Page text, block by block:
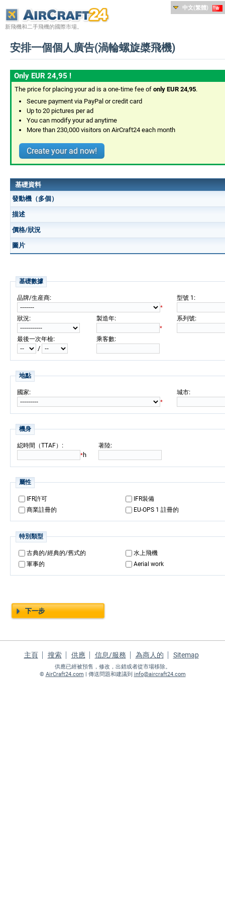
新飛機和二手飛機的國際市場。
中文(繁體)
安排一個個人廣告(渦輪螺旋槳飛機)
Only EUR 24,95 !
The price for placing your ad is a one-time fee of only EUR 24,95.
Secure payment via PayPal or credit card
Up to 20 pictures per ad
You can modify your ad anytime
More than 230,000 visitors on AirCraft24 each month
Create your ad now!
基礎資料
發動機（多個）
描述
價格/狀況
圖片
基礎數據
品牌/生産商:
*
型號 1 :
狀況: 製造年:
*
系列號:
最後一次年檢:
/
乘客數:
地點
國家:
*
城市:
機身
縂時間（TTAF） :
*h
著陸:
屬性
IFR許可
IFR裝備
商業註冊的
EU-OPS 1 註冊的
特別類型
古典的/經典的/舊式的
水上飛機
軍事的
Aerial work
下一步
主頁 搜索 供應 信息/服務 為商人的 Sitemap
供應已經被預售，修改，出錯或者從市場移除。
© AirCraft24.com | 傳送問題和建議到 info@aircraft24.com